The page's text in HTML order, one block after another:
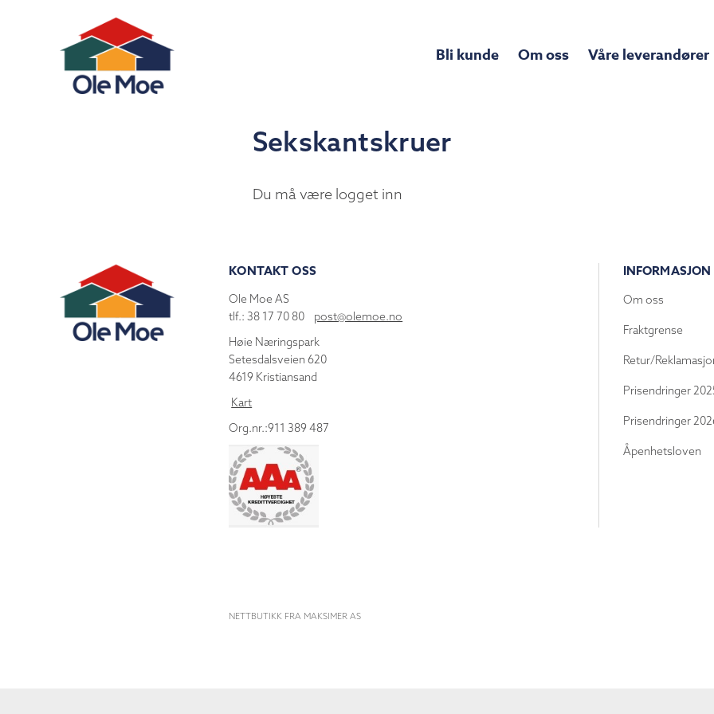
Bli kunde Om oss Våre leverandører
Sekskantskruer
Du må være logget inn
KONTAKT OSS
Ole Moe AS
tlf.: 38 17 70 80 post@olemoe.no
Høie Næringspark
Setesdalsveien 620
4619 Kristiansand
Kart
Org.nr.:911 389 487
INFORMASJON
Om oss
Fraktgrense
Retur/
Prisendringer
Prisendringer
Åpenhetsloven
NETTBUTIKK FRA MAKSIMER AS